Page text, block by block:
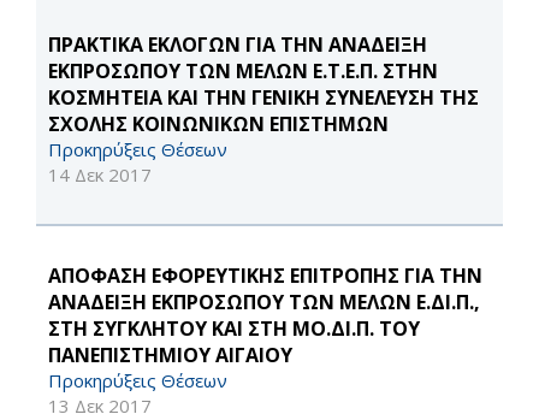
ΠΡΑΚΤΙΚΑ ΕΚΛΟΓΩΝ ΓΙΑ ΤΗΝ ΑΝΑΔΕΙΞΗ
ΕΚΠΡΟΣΩΠΟΥ ΤΩΝ ΜΕΛΩΝ Ε.Τ.Ε.Π. ΣΤΗΝ
ΚΟΣΜΗΤΕΙΑ ΚΑΙ ΤΗΝ ΓΕΝΙΚΗ ΣΥΝΕΛΕΥΣΗ ΤΗΣ
ΣΧΟΛΗΣ ΚΟΙΝΩΝΙΚΩΝ ΕΠΙΣΤΗΜΩΝ
Προκηρύξεις Θέσεων
14 Δεκ 2017
ΑΠΟΦΑΣΗ ΕΦΟΡΕΥΤΙΚΗΣ ΕΠΙΤΡΟΠΗΣ ΓΙΑ ΤΗΝ
ΑΝΑΔΕΙΞΗ ΕΚΠΡΟΣΩΠΟΥ ΤΩΝ ΜΕΛΩΝ Ε.ΔΙ.Π.,
ΣΤΗ ΣΥΓΚΛΗΤΟΥ ΚΑΙ ΣΤΗ ΜΟ.ΔΙ.Π. ΤΟΥ
ΠΑΝΕΠΙΣΤΗΜΙΟΥ ΑΙΓΑΙΟΥ
Προκηρύξεις Θέσεων
13 Δεκ 2017